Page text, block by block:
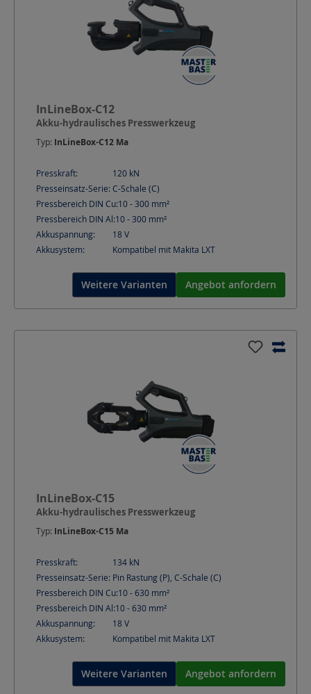
InLineBox-C12
Akku-hydraulisches Presswerkzeug
Typ: InLineBox-C12 Ma
Presskraft: 120 kN
Presseinsatz-Serie: C-Schale (C)
Pressbereich DIN Cu:10 - 300 mm²
Pressbereich DIN Al:10 - 300 mm²
Akkuspannung:
18V
Akkusystem:
Kompatibel mit Makita LXT
Weitere Varianten Angebot anfordern
InLineBox-C15
Akku-hydraulisches Presswerkzeug
Typ: InLineBox-C15 Ma
Presskraft: 134 kN
Presseinsatz-Serie: Pin Rastung (P), C-Schale (C)
Pressbereich DIN Cu:10 - 630 mm²
Pressbereich DIN Al:10 - 630 mm²
Akkuspannung:
18V
Akkusystem:
Kompatibel mit Makita LXT
Weitere Varianten Angebot anfordern